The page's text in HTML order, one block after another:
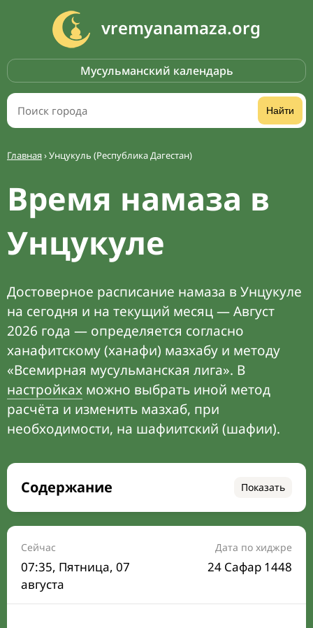
vremyanamaza.org
Мусульманский календарь
Найти
Главная›Унцукуль (Республика Дагестан)
Время намаза в
Унцукуле
Достоверное расписание намаза в Унцукуле
на сегодня и на текущий месяц — Август
2026 года — определяется согласно
ханафитскому (ханафи) мазхабу и методу
«Всемирная мусульманская лига». В
настройках можно выбрать иной метод
расчёта и изменить мазхаб, при
необходимости, на шафиитский (шафии).
Содержание Показать
Время намаза на сегодня
Расписание на месяц
Время Сухура и Ифтара на сегодня
Календарь рамадана
Сейчас
07:35, Пятница, 07
августа
Дата по хиджре
24 Сафар 1448